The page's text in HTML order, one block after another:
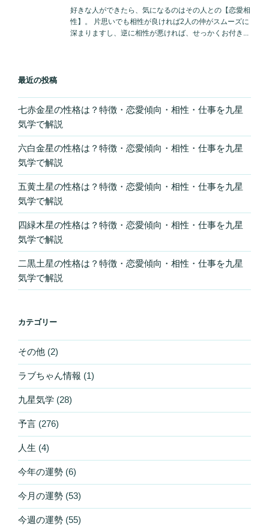
最近の投稿
七赤金星の性格は？特徴・恋愛傾向・相性・仕事を九星
気学で解説
六白金星の性格は？特徴・恋愛傾向・相性・仕事を九星
気学で解説
五黄土星の性格は？特徴・恋愛傾向・相性・仕事を九星
気学で解説
四緑木星の性格は？特徴・恋愛傾向・相性・仕事を九星
気学で解説
二黒土星の性格は？特徴・恋愛傾向・相性・仕事を九星
気学で解説
カテゴリー
その他 (2)
ラブちゃん情報 (1)
九星気学 (28)
予言 (276)
人生 (4)
今年の運勢 (6)
今月の運勢 (53)
今週の運勢 (55)